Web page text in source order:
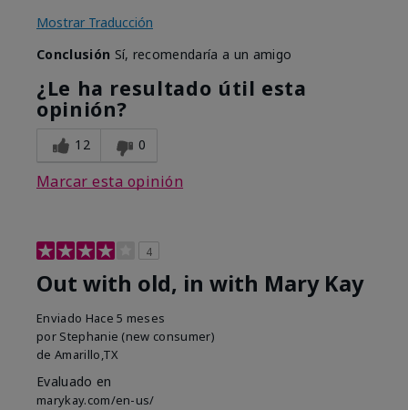
Mostrar Traducción
Conclusión Sí, recomendaría a un amigo
¿Le ha resultado útil esta
opinión?
12 0
Marcar esta opinión
4
Out with old, in with Mary Kay
Enviado Hace 5 meses
por Stephanie (new consumer)
de Amarillo,TX
Evaluado en
marykay.com/en-us/